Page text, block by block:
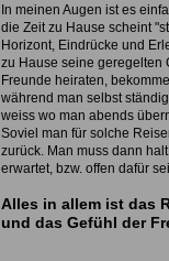
In meinen Augen ist es
die Zeit zu Hause scheint
Horizont, Eindrücke und
zu Hause seine geregelten
Freunde heiraten,
während man selbst
weiss wo man abends
Soviel man für solche
zurück. Man muss dann
erwartet, bzw. offen dafür
Alles in allem ist das
und das Gefühl der